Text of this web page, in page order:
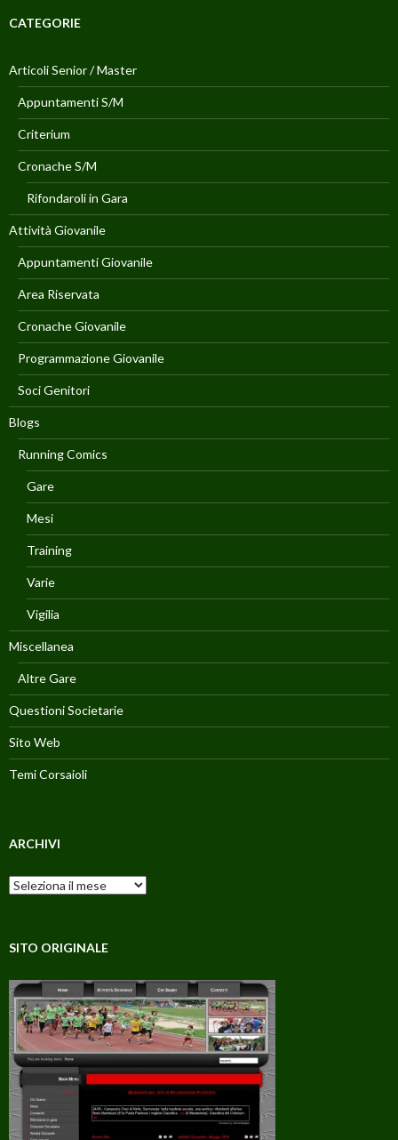
CATEGORIE
Articoli Senior / Master
Appuntamenti S/M
Criterium
Cronache S/M
Rifondaroli in Gara
Attività Giovanile
Appuntamenti Giovanile
Area Riservata
Cronache Giovanile
Programmazione Giovanile
Soci Genitori
Blogs
Running Comics
Gare
Mesi
Training
Varie
Vigilia
Miscellanea
Altre Gare
Questioni Societarie
Sito Web
Temi Corsaioli
ARCHIVI
Archivi
SITO ORIGINALE